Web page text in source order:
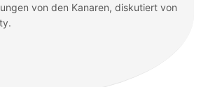
von den Kanaren, diskutiert von